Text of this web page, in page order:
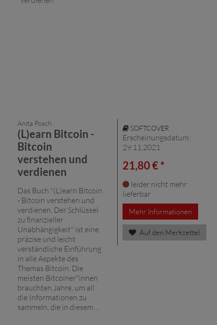
Anita Posch
(L)earn Bitcoin -
Bitcoin
verstehen und
verdienen
Das Buch "(L)earn Bitcoin
- Bitcoin verstehen und
verdienen. Der Schlüssel
zu finanzieller
Unabhängigkeit" ist eine
präzise und leicht
verständliche Einführung
in alle Aspekte des
Themas Bitcoin. Die
meisten Bitcoiner*innen
brauchten Jahre, um all
die Informationen zu
sammeln, die in diesem ...
SOFTCOVER
Erscheinungsdatum:
29.11.2021
21,80 € *
leider nicht mehr
lieferbar
Mehr Informationen
Auf den Merkzettel